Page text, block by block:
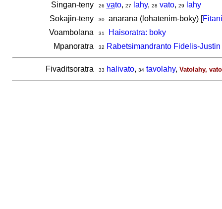
Singan-teny 26 vato, 27 lahy, 28 vato, 29
lahy
Sokajin-teny
30anarana (lohatenim-boky) [
Voambolana
31
Haisoratra: boky
Mpanoratra
32 Rabetsimandranto Fidelis-Justin
Fivaditsoratra 33 halivato, 34 tavolahy, Vatolahy,